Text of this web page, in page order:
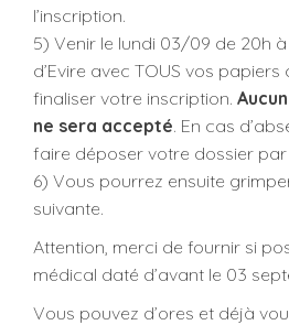
l’inscription.
5) Venir le lundi 03/09 de 20h
d’Evire avec TOUS vos
finaliser votre inscription.
ne sera accepté. En cas
faire déposer votre dossier
6) Vous pourrez ensuite
suivante.
Attention, merci de fournir si
médical daté d’avant le 03
Vous pouvez d’ores et déjà